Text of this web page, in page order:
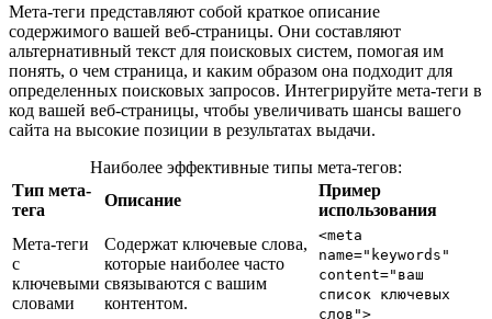
Мета-теги представляют собой краткое описание
содержимого вашей веб-страницы. Они составляют
альтернативный текст для поисковых систем, помогая им
понять, о чем страница, и каким образом она подходит для
определенных поисковых запросов. Интегрируйте мета-теги в
код вашей веб-страницы, чтобы увеличивать шансы вашего
сайта на высокие позиции в результатах выдачи.
Наиболее эффективные типы мета-тегов:
Тип мета-
тега
Описание
Пример
использования
Мета-теги
с
ключевыми
словами
Содержат ключевые слова,
которые наиболее часто
связываются с вашим
контентом.
<meta
name="keywords"
content="ваш
список ключевых
слов">